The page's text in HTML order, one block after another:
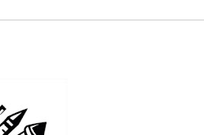
लोकसंदेश न्यूज मध्ये आपले